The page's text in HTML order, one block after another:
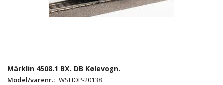
Märklin 4508.1 BX. DB Kølevogn.
Model/varenr.: WSHOP-20138